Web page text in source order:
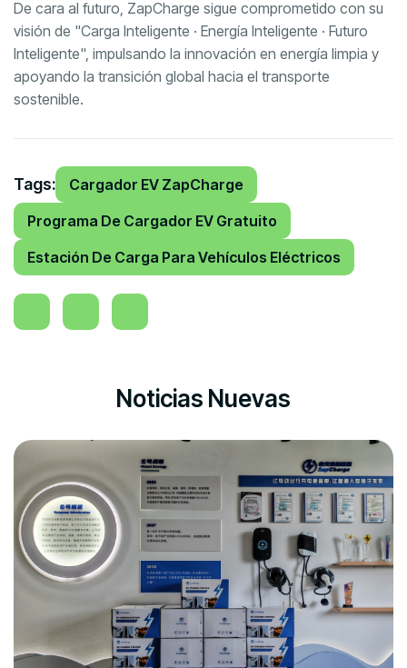
De cara al futuro, ZapCharge sigue comprometido con su
visión de "Carga Inteligente · Energía Inteligente · Futuro
Inteligente", impulsando la innovación en energía limpia y
apoyando la transición global hacia el transporte
sostenible.
Tags:
Cargador EV ZapCharge
Programa De Cargador EV Gratuito
Estación De Carga Para Vehículos Eléctricos
Noticias Nuevas